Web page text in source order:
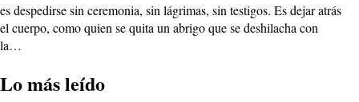
es despedirse sin ceremonia, sin lágrimas, sin testigos. Es dejar atrás
el cuerpo, como quien se quita un abrigo que se deshilacha con
la…
Lo más leído